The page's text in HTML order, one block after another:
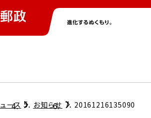
報トップ
家情報トップ
トップ
リティトップ
トップ
ース お知らせ 20161216135090